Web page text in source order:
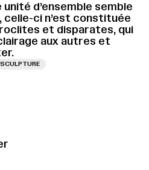
d’ensemble semble
celle-ci n’est constituée
et disparates, qui
aux autres et
SCULPTURE